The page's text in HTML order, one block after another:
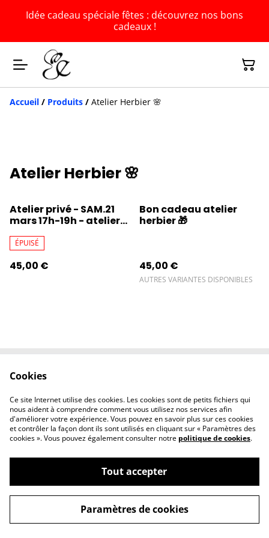
Idée cadeau spéciale fêtes : découvrez nos bons
cadeaux !
Accueil / Produits / Atelier Herbier 🌸
Atelier Herbier 🌸
Atelier privé - SAM.21
mars 17h-19h - atelier
ÉPUISÉ
45,00 €
Bon cadeau atelier
herbier 🎁
45,00 €
AUTRES VARIANTES DISPONIBLES
Contactez-nous
Politique de
confidentialité
Politique de
cookies
©2026l'éclipse
powered by
Cookies
Ce site Internet utilise des cookies. Les cookies sont de petits fichiers qui
nous aident à comprendre comment vous utilisez nos services afin
d'améliorer votre expérience. Vous pouvez en savoir plus sur ces cookies
et contrôler la façon dont ils sont utilisés en cliquant sur « Paramètres des
cookies ». Vous pouvez également consulter notre politique de cookies.
Tout accepter
Paramètres de cookies